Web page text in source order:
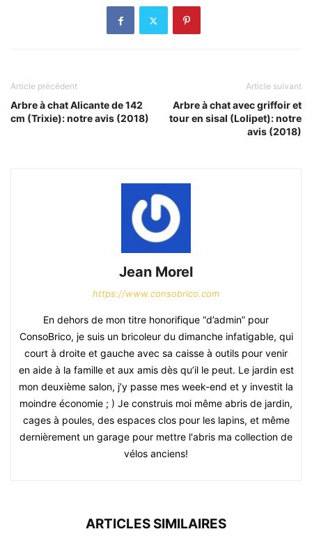
Article précédent
Arbre à chat Alicante de 142
cm (Trixie): notre avis (2018)
Article suivant
Arbre à chat avec griffoir et
tour en sisal (Lolipet): notre
avis (2018)
Jean Morel
https://www.consobrico.com
En dehors de mon titre honorifique “d’admin” pour
ConsoBrico, je suis un bricoleur du dimanche infatigable, qui
court à droite et gauche avec sa caisse à outils pour venir
en aide à la famille et aux amis dès qu’il le peut. Le jardin est
mon deuxième salon, j’y passe mes week-end et y investit la
moindre économie ; ) Je construis moi même abris de jardin,
cages à poules, des espaces clos pour les lapins, et même
dernièrement un garage pour mettre l'abris ma collection de
vélos anciens!
ARTICLES SIMILAIRES